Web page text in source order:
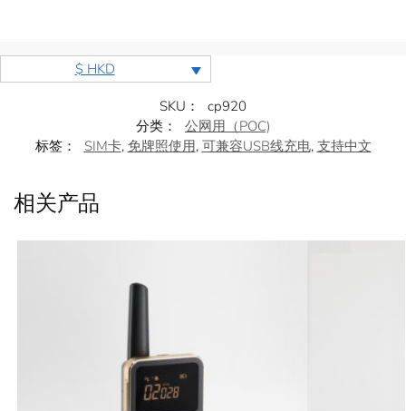
$ HKD
SKU：
cp920
分类：
公网用（POC)
标签：
SIM卡, 免牌照使用, 可兼容USB线充电, 支持中文
相关产品